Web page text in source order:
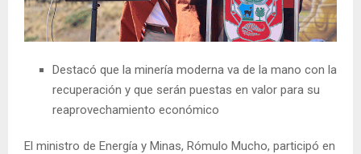
Destacó que la minería moderna va de la mano con la
recuperación y que serán puestas en valor para su
reaprovechamiento económico
El ministro de Energía y Minas, Rómulo Mucho, participó en